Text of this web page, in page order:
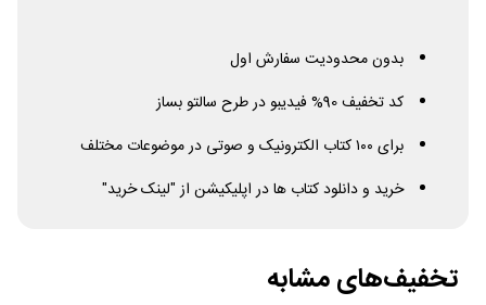
بدون محدودیت سفارش اول
کد تخفیف 90% فیدیبو در طرح سالتو بساز
برای ۱۰۰ کتاب الکترونیک و صوتی در موضوعات مختلف
خرید و دانلود کتاب ها در اپلیکیشن از "لینک خرید"
تخفیف‌های مشابه